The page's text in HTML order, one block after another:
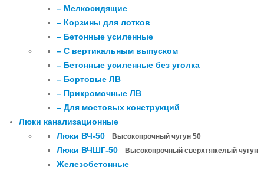
– Мелкосидящие
– Корзины для лотков
– Бетонные усиленные
– С вертикальным выпуском
– Бетонные усиленные без уголка
– Бортовые ЛВ
– Прикромочные ЛВ
– Для мостовых конструкций
Люки канализационные
Люки ВЧ-50
Высокопрочный чугун 50
Люки ВЧШГ-50 Высокопрочный сверхтяжелый чугун
Железобетонные